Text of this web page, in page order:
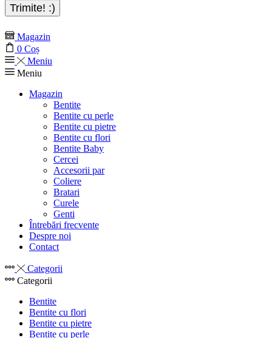
Magazin
0 Coș
Meniu
Meniu
Magazin
Bentite
Bentite cu perle
Bentite cu pietre
Bentite cu flori
Bentite Baby
Cercei
Accesorii par
Coliere
Bratari
Curele
Genti
Întrebări frecvente
Despre noi
Contact
Categorii
Categorii
Bentite
Bentite cu flori
Bentite cu pietre
Bentite cu perle